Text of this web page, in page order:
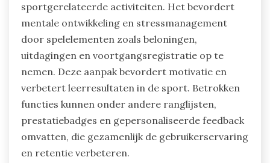
sportgerelateerde activiteiten. Het bevordert
mentale ontwikkeling en stressmanagement
door spelelementen zoals beloningen,
uitdagingen en voortgangsregistratie op te
nemen. Deze aanpak bevordert motivatie en
verbetert leerresultaten in de sport. Betrokken
functies kunnen onder andere ranglijsten,
prestatiebadges en gepersonaliseerde feedback
omvatten, die gezamenlijk de gebruikerservaring
en retentie verbeteren.